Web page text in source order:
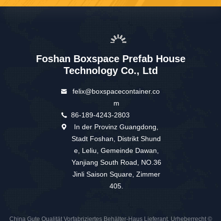
Foshan Boxspace Prefab House
Technology Co., Ltd
felix@boxspacecontainer.co
m
86-189-4243-2803
In der Provinz Guangdong,
Stadt Foshan, Distrikt Shund
e, Leliu, Gemeinde Dawan,
Yanjiang South Road, NO.36
Jinli Saison Square, Zimmer
405.
China Gute Qualität Vorfabriziertes Behälter-Haus Lieferant. Urheberrecht ©